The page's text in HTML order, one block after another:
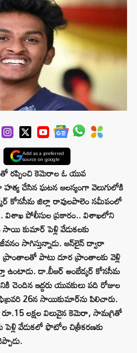
Add as a preferred
source on google
రప్పించి కెమెరాల ఓ యువ
చేసిన ఘటన ఆలస్యంగా వెలుగులోకి
కోనసీమ జిల్లా రావులపాలెం సమీపంలో
విశాఖ పోలీసుల ప్రకారం.. విశాఖలోని
కుమార్ పెళ్లి వేడుకలకు
సాగిస్తున్నాడు. ఆన్‌లైన్‌ ద్వారా
ప్రాంతాలతో పాటు దూర ప్రాంతాలకు వెళ్లి
ఉంటాడు. డా.బీఆర్‌ అంబేడ్కర్‌ కోనసీమ
చెందిన ఇద్దరు యువకులు పది రోజుల
26న సాయికుమార్‌ను పిలిచారు.
రూ.15 లక్షల విలువైన కెమెరా, సామగ్రితో
పెళ్లి వేడుకలో ఫొటోల చిత్రీకరణకు